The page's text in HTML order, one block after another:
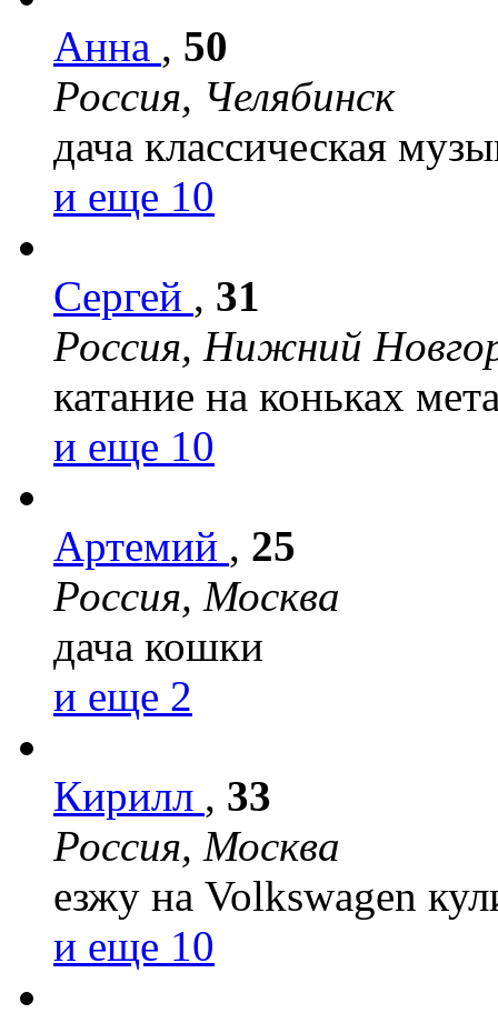
Анна , 50
Россия, Челябинск
дача классическая
и еще 10
Сергей , 31
Россия, Нижний
катание на коньках
и еще 10
Артемий , 25
Россия, Москва
дача кошки
и еще 2
Кирилл , 33
Россия, Москва
езжу на Volkswagen
и еще 10